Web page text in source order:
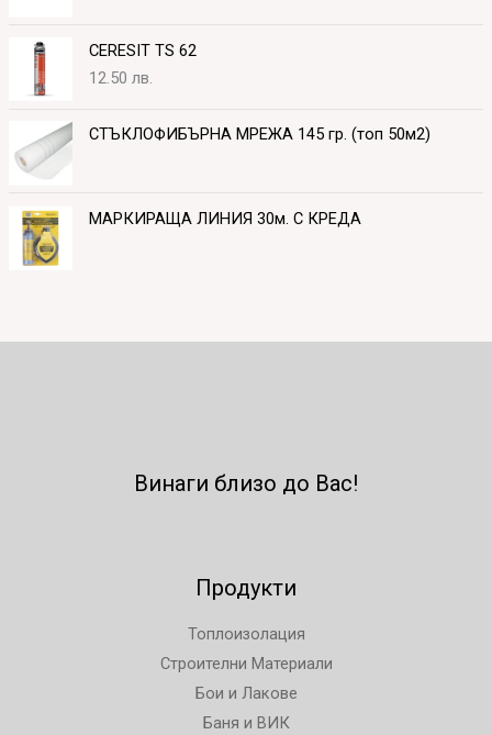
CERESIT TS 62
12.50 лв.
СТЪКЛОФИБЪРНА МРЕЖА 145 гр. (топ 50м2)
МАРКИРАЩА ЛИНИЯ 30м. С КРЕДА
Винаги близо до Вас!
Продукти
Топлоизолация
Строителни Материали
Бои и Лакове
Баня и ВИК